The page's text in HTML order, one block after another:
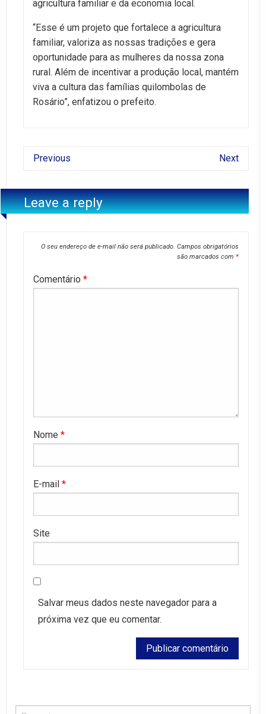
agricultura familiar e da economia local.
“Esse é um projeto que fortalece a agricultura
familiar, valoriza as nossas tradições e gera
oportunidade para as mulheres da nossa zona
rural. Além de incentivar a produção local, mantém
viva a cultura das famílias quilombolas de
Rosário”, enfatizou o prefeito.
Previous Next
Leave a reply
O seu endereço de e-mail não será publicado. Campos obrigatórios
são marcados com *
Comentário *
Nome *
E-mail *
Site
Salvar meus dados neste navegador para a
próxima vez que eu comentar.